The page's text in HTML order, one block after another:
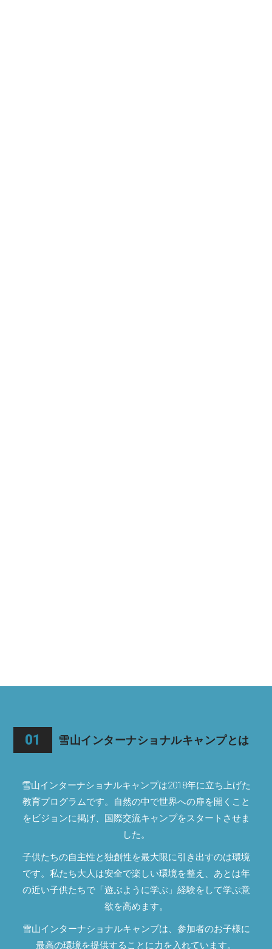
01 雪山インターナショナルキャンプとは
雪山インターナショナルキャンプは2018年に立ち上げた
教育プログラムです。自然の中で世界への扉を開くこと
をビジョンに掲げ、国際交流キャンプをスタートさせま
した。
子供たちの自主性と独創性を最大限に引き出すのは環境
です。私たち大人は安全で楽しい環境を整え、あとは年
の近い子供たちで「遊ぶように学ぶ」経験をして学ぶ意
欲を高めます。
雪山インターナショナルキャンプは、参加者のお子様に
最高の環境を提供することに力を入れています。